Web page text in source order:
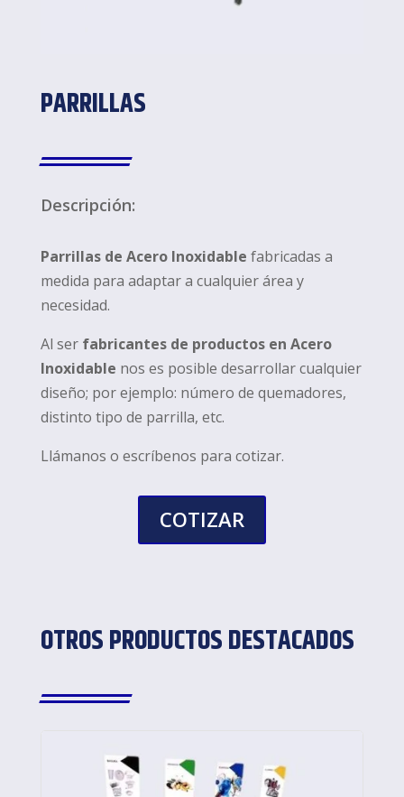
PARRILLAS
Descripción:
Parrillas de Acero Inoxidable fabricadas a
medida para adaptar a cualquier área y
necesidad.
Al ser fabricantes de productos en Acero
Inoxidable nos es posible desarrollar cualquier
diseño; por ejemplo: número de quemadores,
distinto tipo de parrilla, etc.
Llámanos o escríbenos para cotizar.
COTIZAR
OTROS PRODUCTOS DESTACADOS